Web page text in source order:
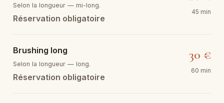
Selon la longueur — mi-long.
Réservation obligatoire
45 min
Brushing long
Selon la longueur — long.
Réservation obligatoire
30 €
60 min